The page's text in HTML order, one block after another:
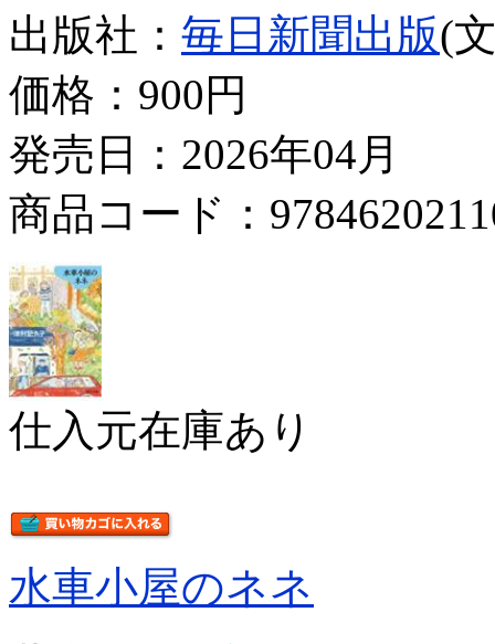
出版社： 毎日新聞出版(
価格： 900円
発売日：2026年04月
商品コード：
仕入元在庫あり
水車小屋のネネ